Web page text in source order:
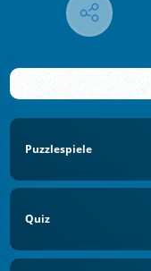
Puzzlespiele
Quiz